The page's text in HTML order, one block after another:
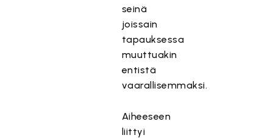
seinä
joissain
tapauksessa
muuttuakin
entistä
vaarallisemmaksi.
Aiheeseen
liittyi